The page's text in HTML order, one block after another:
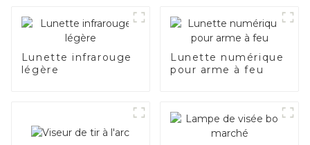
Lunette infrarouge
légère
Lunette numérique
pour arme à feu